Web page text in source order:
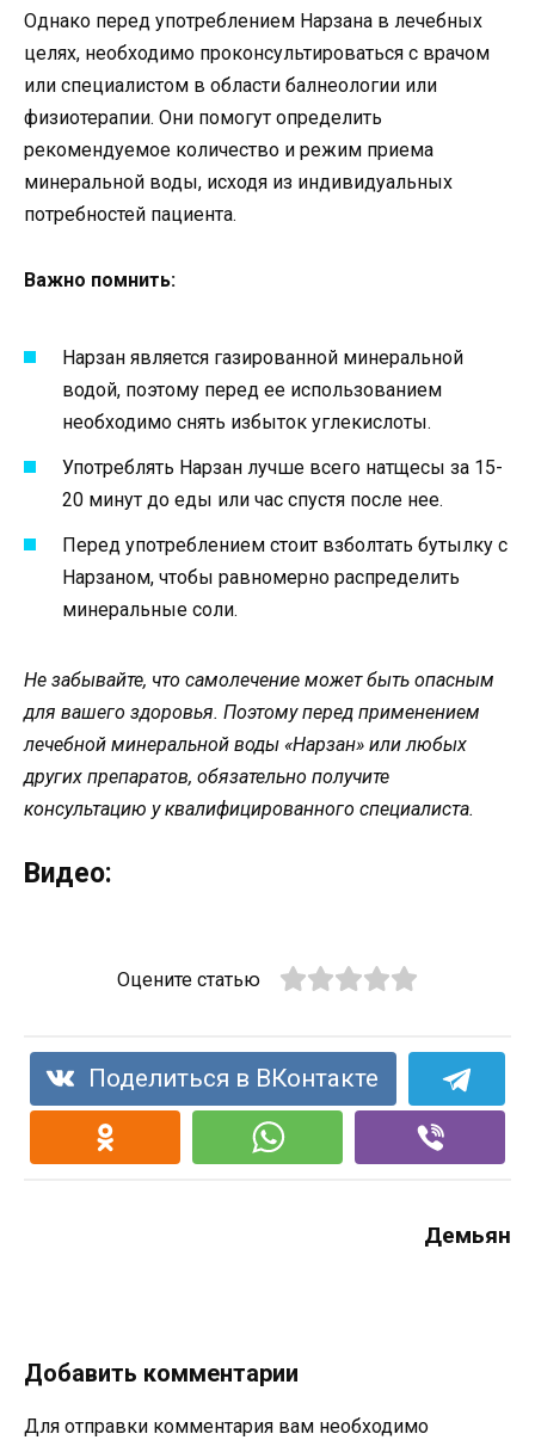
Однако перед употреблением Нарзана в лечебных
целях, необходимо проконсультироваться с врачом
или специалистом в области балнеологии или
физиотерапии. Они помогут определить
рекомендуемое количество и режим приема
минеральной воды, исходя из индивидуальных
потребностей пациента.
Важно помнить:
Нарзан является газированной минеральной
водой, поэтому перед ее использованием
необходимо снять избыток углекислоты.
Употреблять Нарзан лучше всего натщесы за 15-
20 минут до еды или час спустя после нее.
Перед употреблением стоит взболтать бутылку с
Нарзаном, чтобы равномерно распределить
минеральные соли.
Не забывайте, что самолечение может быть опасным
для вашего здоровья. Поэтому перед применением
лечебной минеральной воды «Нарзан» или любых
других препаратов, обязательно получите
консультацию у квалифицированного специалиста.
Видео:
Оцените статью
Поделиться в ВКонтакте
Демьян
Добавить комментарии
Для отправки комментария вам необходимо